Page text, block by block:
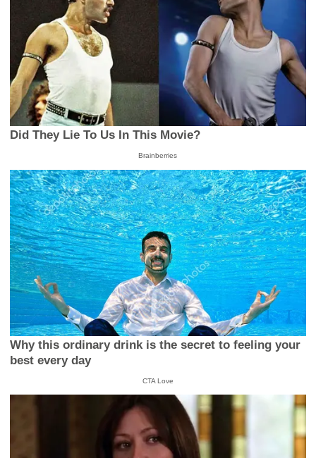
Did They Lie To Us In This Movie?
Brainberries
Why this ordinary drink is the secret to feeling your
best every day
CTA Love